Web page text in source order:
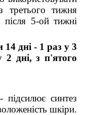
тижня
5-ой тижні
дні - 1 раз у 3
2 дні, з п'ятого
підсилює синтез
шкіри.